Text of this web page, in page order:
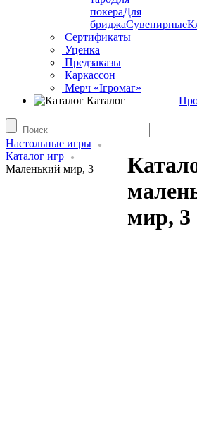
покераДля
бриджаСувенирные
Сертификаты
Уценка
Предзаказы
Каркассон
Мерч «Ігромаг»
Каталог
Настольные игры
Каталог игр
Маленький мир, 3
мир, 3